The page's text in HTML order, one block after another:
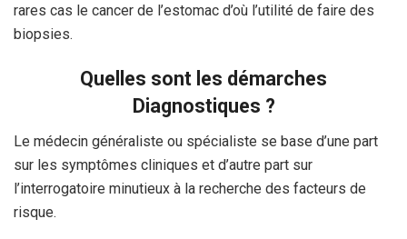
rares cas le cancer de l’estomac d’où l’utilité de faire des
biopsies.
Quelles sont les démarches
Diagnostiques ?
Le médecin généraliste ou spécialiste se base d’une part
sur les symptômes cliniques et d’autre part sur
l’interrogatoire minutieux à la recherche des facteurs de
risque.